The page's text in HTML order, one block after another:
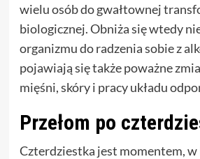
wielu osób do gwałtownej
biologicznej. Obniża się wtedy
organizmu do radzenia sobie z
pojawiają się także poważne
mięśni, skóry i pracy układu
Przełom po
Czterdziestka jest momentem, w